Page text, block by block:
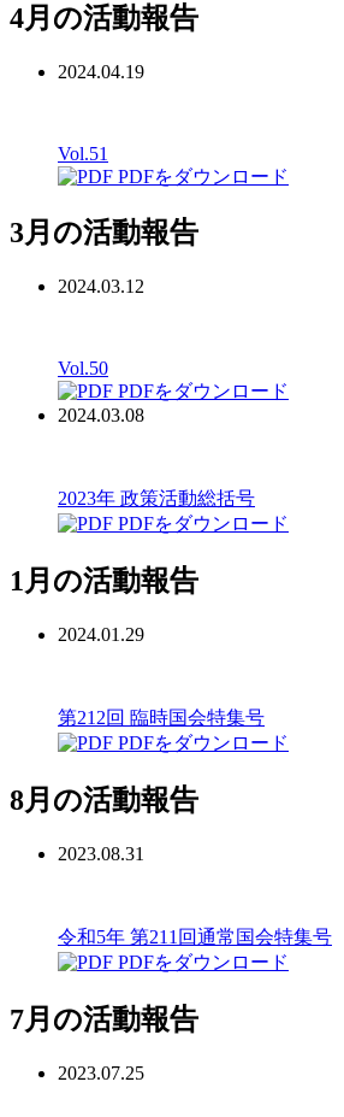
4月の活動報告
2024.04.19
Vol.51
PDFをダウンロード
3月の活動報告
2024.03.12
Vol.50
PDFをダウンロード
2024.03.08
2023年 政策活動総括号
PDFをダウンロード
1月の活動報告
2024.01.29
第212回 臨時国会特集号
PDFをダウンロード
8月の活動報告
2023.08.31
令和5年 第211回通常国会特集号
PDFをダウンロード
7月の活動報告
2023.07.25